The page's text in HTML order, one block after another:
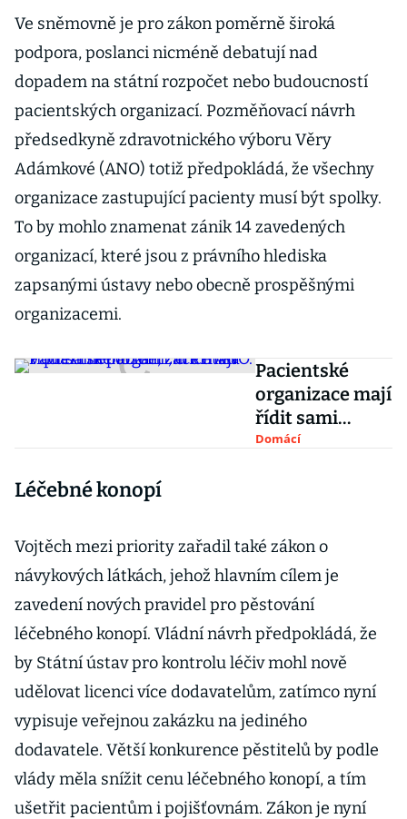
Ve sněmovně je pro zákon poměrně široká
podpora, poslanci nicméně debatují nad
dopadem na státní rozpočet nebo budoucností
pacientských organizací. Pozměňovací návrh
předsedkyně zdravotnického výboru Věry
Adámkové (ANO) totiž předpokládá, že všechny
organizace zastupující pacienty musí být spolky.
To by mohlo znamenat zánik 14 zavedených
organizací, které jsou z právního hlediska
zapsanými ústavy nebo obecně prospěšnými
organizacemi.
Pacientské
organizace mají
řídit sami
pacienti, chce
Domácí
Léčebné konopí
Vojtěch mezi priority zařadil také zákon o
návykových látkách, jehož hlavním cílem je
zavedení nových pravidel pro pěstování
léčebného konopí. Vládní návrh předpokládá, že
by Státní ústav pro kontrolu léčiv mohl nově
udělovat licenci více dodavatelům, zatímco nyní
vypisuje veřejnou zakázku na jediného
dodavatele. Větší konkurence pěstitelů by podle
vlády měla snížit cenu léčebného konopí, a tím
ušetřit pacientům i pojišťovnám. Zákon je nyní